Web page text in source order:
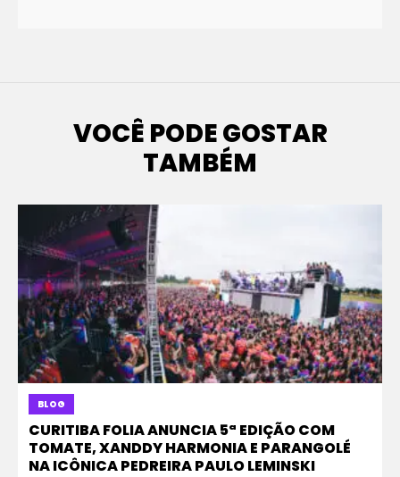
VOCÊ PODE GOSTAR
TAMBÉM
BLOG
CURITIBA FOLIA ANUNCIA 5ª EDIÇÃO COM
TOMATE, XANDDY HARMONIA E PARANGOLÉ
NA ICÔNICA PEDREIRA PAULO LEMINSKI